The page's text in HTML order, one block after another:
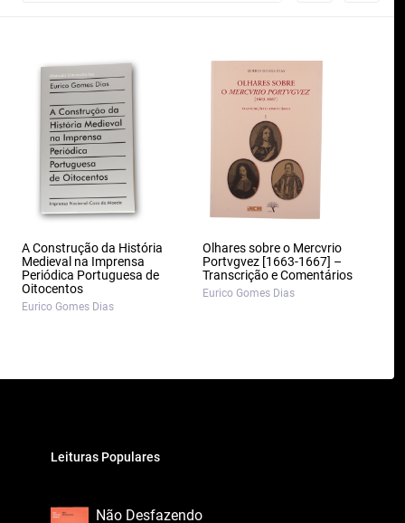
A Construção da História
Medieval na Imprensa
Periódica Portuguesa de
Oitocentos
Eurico Gomes Dias
Olhares sobre o Mercvrio
Portvgvez [1663-1667] –
Transcrição e Comentários
Eurico Gomes Dias
Leituras Populares
Não Desfazendo